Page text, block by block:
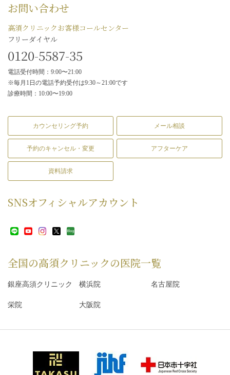
お問い合わせ
高須クリニックお客様コールセンター
フリーダイヤル
0120-5587-35
電話受付時間：9:00〜21:00
※毎月1日の電話予約受付は9:30～21:00です
診療時間：10:00〜19:00
カウンセリング予約 メール相談
予約のキャンセル・変更 アフターケア
資料請求
SNSオフィシャルアカウント
全国の高須クリニックの医院一覧
銀座高須クリニック 横浜院 名古屋院
栄院 大阪院